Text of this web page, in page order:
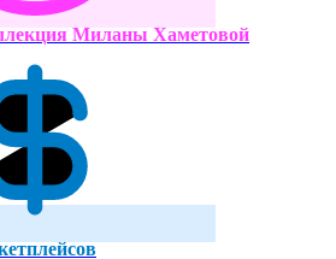
Миланы Хаметовой